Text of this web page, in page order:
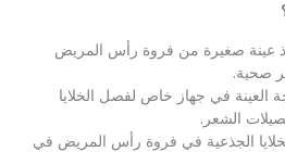
عينة صغيرة من فروة رأس المريض
صحية.
العينة في جهاز خاص لفصل الخلايا
الشعر.
الجذعية في فروة رأس المريض في